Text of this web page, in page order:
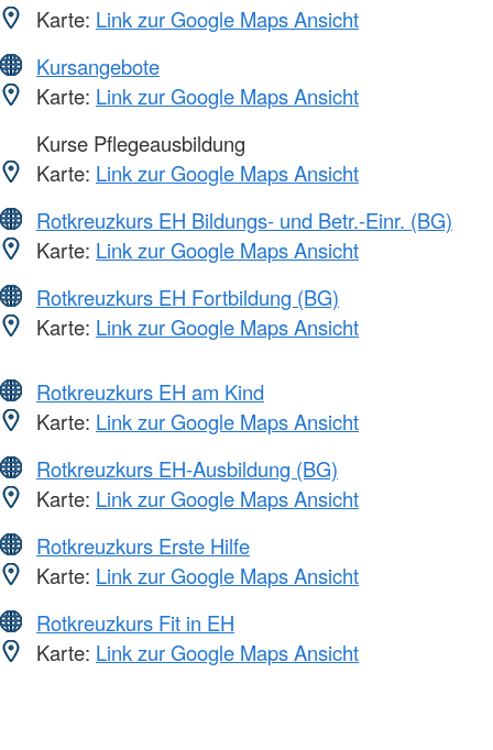
Karte: Link zur Google Maps Ansicht
Kursangebote
Karte: Link zur Google Maps Ansicht
Kurse Pflegeausbildung
Karte: Link zur Google Maps Ansicht
Rotkreuzkurs EH Bildungs- und Betr.-Einr. (BG)
Karte: Link zur Google Maps Ansicht
Rotkreuzkurs EH Fortbildung (BG)
Karte: Link zur Google Maps Ansicht
Rotkreuzkurs EH am Kind
Karte: Link zur Google Maps Ansicht
Rotkreuzkurs EH-Ausbildung (BG)
Karte: Link zur Google Maps Ansicht
Rotkreuzkurs Erste Hilfe
Karte: Link zur Google Maps Ansicht
Rotkreuzkurs Fit in EH
Karte: Link zur Google Maps Ansicht